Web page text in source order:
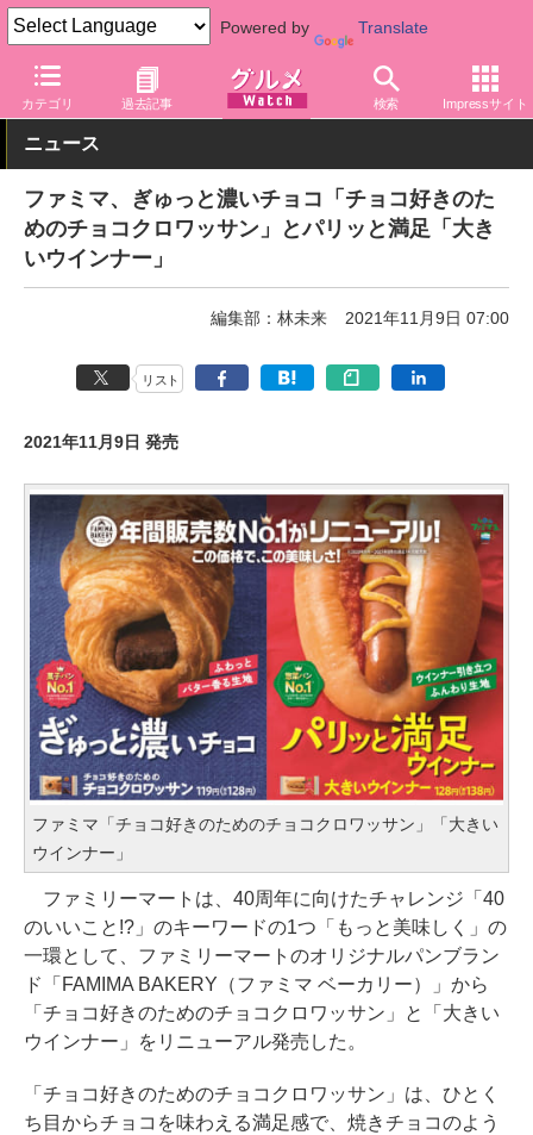
Powered by Translate
カテゴリ 過去記事 検索 Impressサイト
グルメ Watch 店舗 コンビニ ファミリーマート
ニュース
ファミマ、ぎゅっと濃いチョコ「チョコ好きのた
めのチョコクロワッサン」とパリッと満足「大き
いウインナー」
編集部：林未来 2021年11月9日 07:00
リスト
2021年11月9日 発売
ファミマ「チョコ好きのためのチョコクロワッサン」「大きい
ウインナー」
ファミリーマートは、40周年に向けたチャレンジ「40
のいいこと!?」のキーワードの1つ「もっと美味しく」の
一環として、ファミリーマートのオリジナルパンブラン
ド「FAMIMA BAKERY（ファミマ ベーカリー）」から
「チョコ好きのためのチョコクロワッサン」と「大きい
ウインナー」をリニューアル発売した。
「チョコ好きのためのチョコクロワッサン」は、ひとく
ち目からチョコを味わえる満足感で、焼きチョコのよう